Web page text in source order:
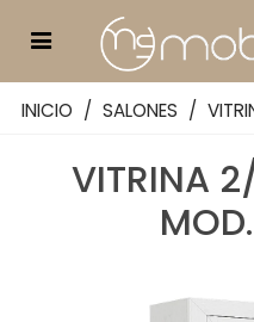
INICIO / SALONES /
VITRINA